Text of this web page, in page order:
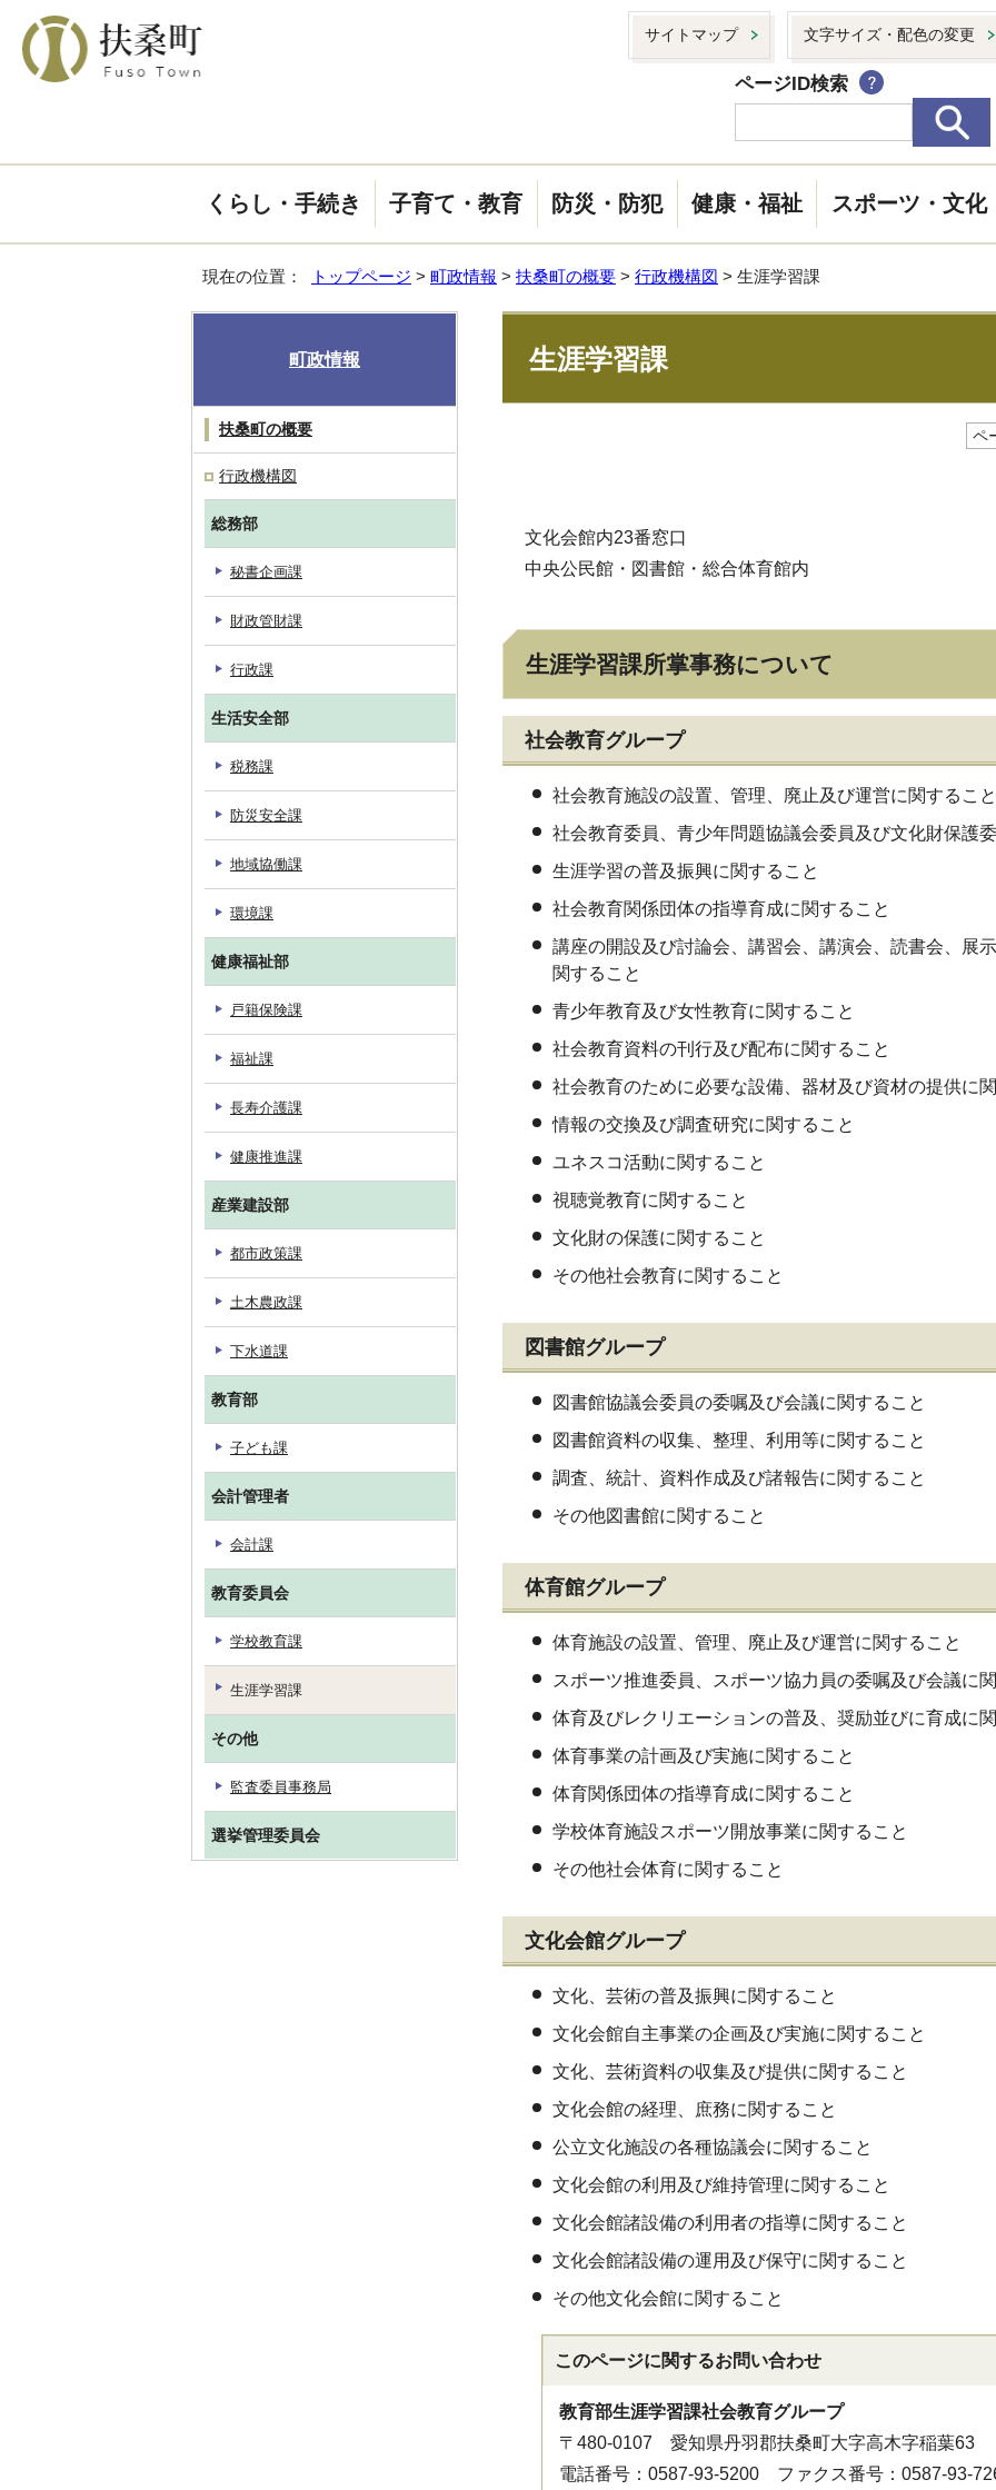
サイトマップ 文字サイズ・配色の変更
ページID検索
くらし・手続き 子育て・教育 防災・防犯 健康・福祉 スポーツ・文化
現在の位置： トップページ > 町政情報 > 扶桑町の概要 > 行政機構図 > 生涯学習課
生涯学習課
ペ
文化会館内23番窓口
中央公民館・図書館・総合体育館内
生涯学習課所掌事務について
社会教育グループ
社会教育施設の設置、管理、廃止及び運営に関すること
社会教育委員、青少年問題協議会委員及び文化財保護
生涯学習の普及振興に関すること
社会教育関係団体の指導育成に関すること
講座の開設及び討論会、講習会、講演会、読書会、展
関すること
青少年教育及び女性教育に関すること
社会教育資料の刊行及び配布に関すること
社会教育のために必要な設備、器材及び資材の提供に
情報の交換及び調査研究に関すること
ユネスコ活動に関すること
視聴覚教育に関すること
文化財の保護に関すること
その他社会教育に関すること
図書館グループ
図書館協議会委員の委嘱及び会議に関すること
図書館資料の収集、整理、利用等に関すること
調査、統計、資料作成及び諸報告に関すること
その他図書館に関すること
体育館グループ
体育施設の設置、管理、廃止及び運営に関すること
スポーツ推進委員、スポーツ協力員の委嘱及び会議に
体育及びレクリエーションの普及、奨励並びに育成に
体育事業の計画及び実施に関すること
体育関係団体の指導育成に関すること
学校体育施設スポーツ開放事業に関すること
その他社会体育に関すること
文化会館グループ
文化、芸術の普及振興に関すること
文化会館自主事業の企画及び実施に関すること
文化、芸術資料の収集及び提供に関すること
文化会館の経理、庶務に関すること
公立文化施設の各種協議会に関すること
文化会館の利用及び維持管理に関すること
文化会館諸設備の利用者の指導に関すること
文化会館諸設備の運用及び保守に関すること
その他文化会館に関すること
このページに関するお問い合わせ
教育部生涯学習課社会教育グループ
〒480-0107 愛知県丹羽郡扶桑町大字高木字稲葉63
電話番号：0587-93-5200 ファクス番号：0587-93-
町政情報
扶桑町の概要
行政機構図
総務部
秘書企画課
財政管財課
行政課
生活安全部
税務課
防災安全課
地域協働課
環境課
健康福祉部
戸籍保険課
福祉課
長寿介護課
健康推進課
産業建設部
都市政策課
土木農政課
下水道課
教育部
子ども課
会計管理者
会計課
教育委員会
学校教育課
生涯学習課
その他
監査委員事務局
選挙管理委員会